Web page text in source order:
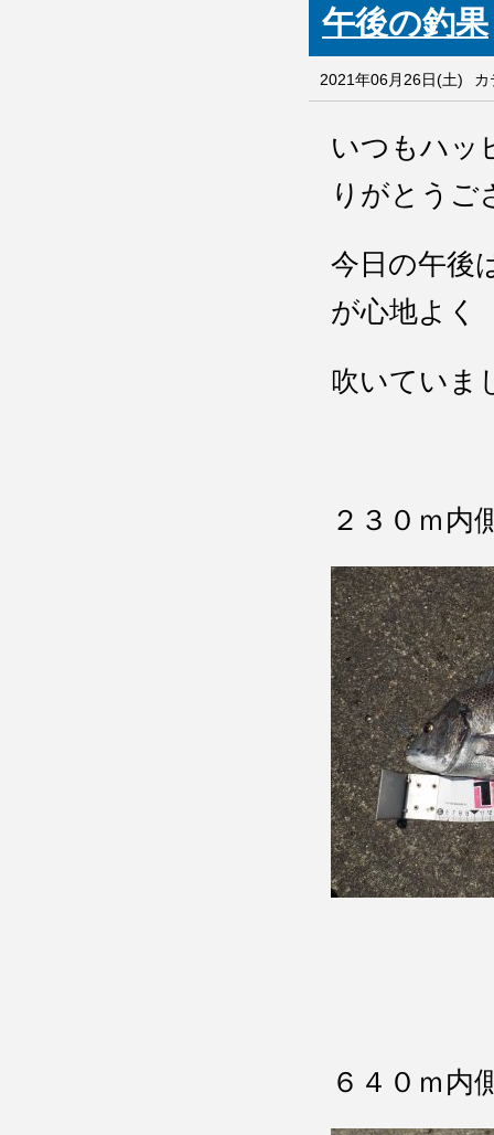
午後の釣果
2021年06月26日(土) カ
いつもハッ
りがとうご
今日の午後
が心地よく
吹いていま
２３０ｍ
６４０ｍ